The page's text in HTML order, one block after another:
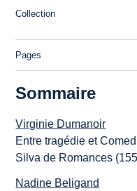
Collection
Pages
Sommaire
Virginie Dumanoir
Entre tragédie et
Silva de Romances
Nadine Beligand